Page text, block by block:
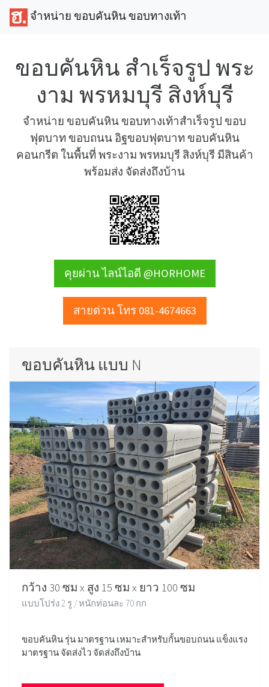
จำหน่าย ขอบคันหิน ขอบทางเท้า
ขอบคันหิน สำเร็จรูป พระ
งาม พรหมบุรี สิงห์บุรี
จำหน่าย ขอบคันหิน ขอบทางเท้าสำเร็จรูป ขอบ
ฟุตบาท ขอบถนน อิฐขอบฟุตบาท ขอบคันหิน
คอนกรีต ในพื้นที่ พระงาม พรหมบุรี สิงห์บุรี มีสินค้า
พร้อมส่ง จัดส่งถึงบ้าน
คุยผ่าน ไลน์ไอดี @HORHOME
สายด่วน โทร 081-4674663
ขอบคันหิน แบบ N
กว้าง 30 ซม x สูง 15 ซม x ยาว 100 ซม
แบบโปร่ง 2 รู / หนักท่อนละ 70 กก
ขอบคันหิน รุ่น มาตรฐาน เหมาะสำหรับกั้นขอบถนน แข็งแรง
มาตรฐาน จัดส่งไว จัดส่งถึงบ้าน